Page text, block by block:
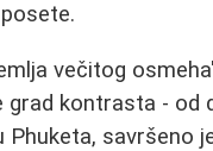
večitog
grad kontrasta -
Phuketa, savršeno